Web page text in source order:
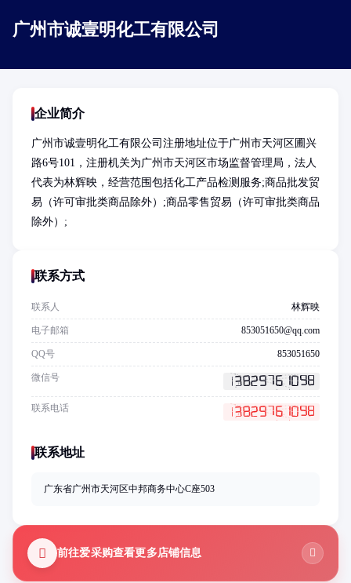
广州市诚壹明化工有限公司
企业简介
广州市诚壹明化工有限公司注册地址位于广州市天河区圃兴
路6号101，注册机关为广州市天河区市场监督管理局，法人
代表为林辉映，经营范围包括化工产品检测服务;商品批发贸
易（许可审批类商品除外）;商品零售贸易（许可审批类商品
除外）;
联系方式
联系人 林辉映
电子邮箱 853051650@qq.com
QQ号 853051650
微信号
联系电话
联系地址
广东省广州市天河区中邦商务中心C座503
前往爱采购查看更多店铺信息